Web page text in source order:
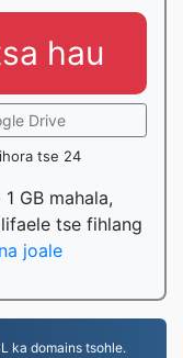
hau
Drive
tse 24
GB mahala,
tse fihlang
joale
ka domains tsohle.